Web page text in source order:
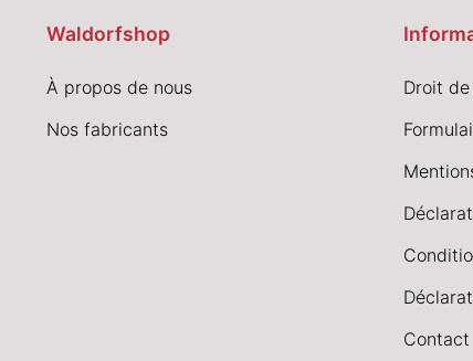
Waldorfshop
À propos de nous
Nos fabricants
Droit
Contact